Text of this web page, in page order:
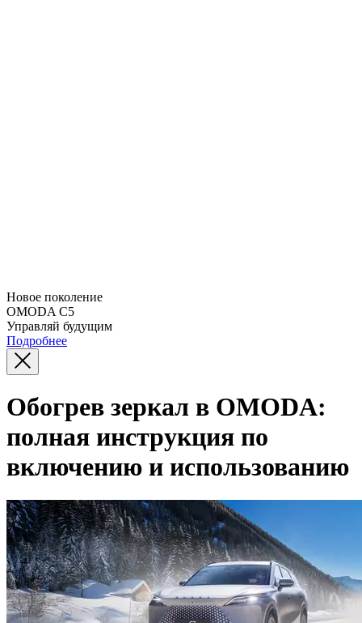
Новое поколение
OMODA C5
Управляй будущим
Подробнее
Обогрев зеркал в OMODA:
полная инструкция по
включению и использованию